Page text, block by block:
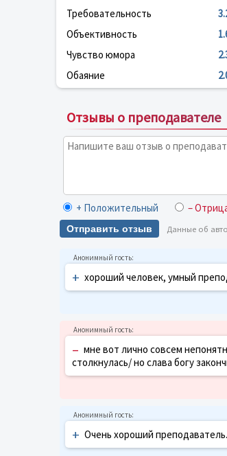
Требовательность
Объективность
Чувство юмора
Обаяние
Отзывы о преподавателе
+ Положительный –
Отправить отзыв Данные об
+ хороший человек, умный
– мне вот лично совсем
столкнулась/ но слава богу
+ Очень хороший преподаватель.